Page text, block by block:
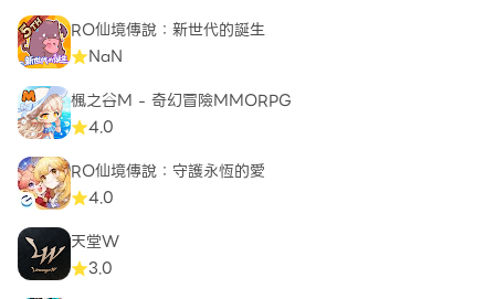
RO仙境傳說：新世代的誕生
NaN
楓之谷M - 奇幻冒險MMORPG
4.0
RO仙境傳說：守護永恆的愛
4.0
天堂W
3.0